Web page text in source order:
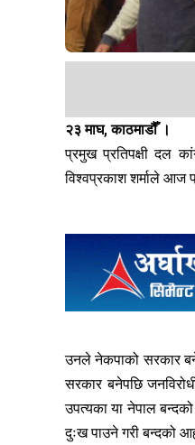
२३ माघ, काठमाडौँ ।
प्रमुख प्रतिपक्षी दल
विश्वप्रकाश शर्माले आज
उनले नेकपाको सरकार
सरकार बनेपछि
उपत्यका या नेपाल
दुःख पाउने गरी बन्दको